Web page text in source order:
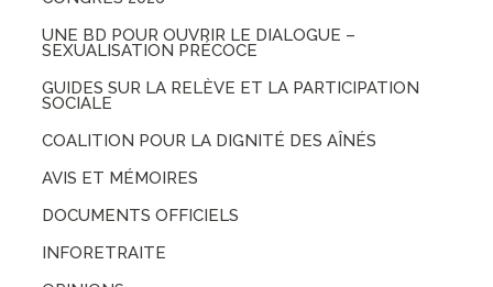
UNE BD POUR OUVRIR LE DIALOGUE –
SEXUALISATION PRÉCOCE
GUIDES SUR LA RELÈVE ET LA PARTICIPATION
SOCIALE
COALITION POUR LA DIGNITÉ DES AÎNÉS
AVIS ET MÉMOIRES
DOCUMENTS OFFICIELS
INFORETRAITE